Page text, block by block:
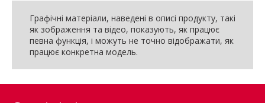
Графічні матеріали, наведені в описі продукту, такі
як зображення та відео, показують, як працює
певна функція, і можуть не точно відображати, як
працює конкретна модель.